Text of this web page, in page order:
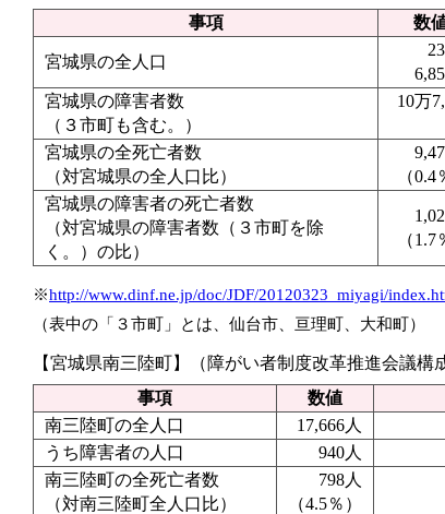
事項
数
宮城県の全人口
宮城県の障害者数
（３市町も含む。）
10万
宮城県の全死亡者数
（対宮城県の全人口比）
（0.4
宮城県の障害者の死亡者数
（対宮城県の障害者数（３市町を除
く。）の比）
（1.7
※http://www.dinf.ne.jp/doc/JDF/20120323_miyagi/
（表中の「３市町」とは、仙台市、亘理町、大和町）
【宮城県南三陸町】（障がい者制度改革推進会議
事項
数値
南三陸町の全人口
17,666人
うち障害者の人口
940人
南三陸町の全死亡者数
（対南三陸町全人口比）
798人
（4.5％）